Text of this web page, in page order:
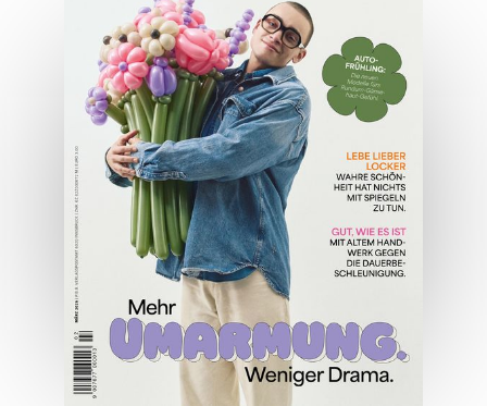
Wirtschaftsausgabe April 2026
JETZT BESTELLEN
ONLINE LESEN